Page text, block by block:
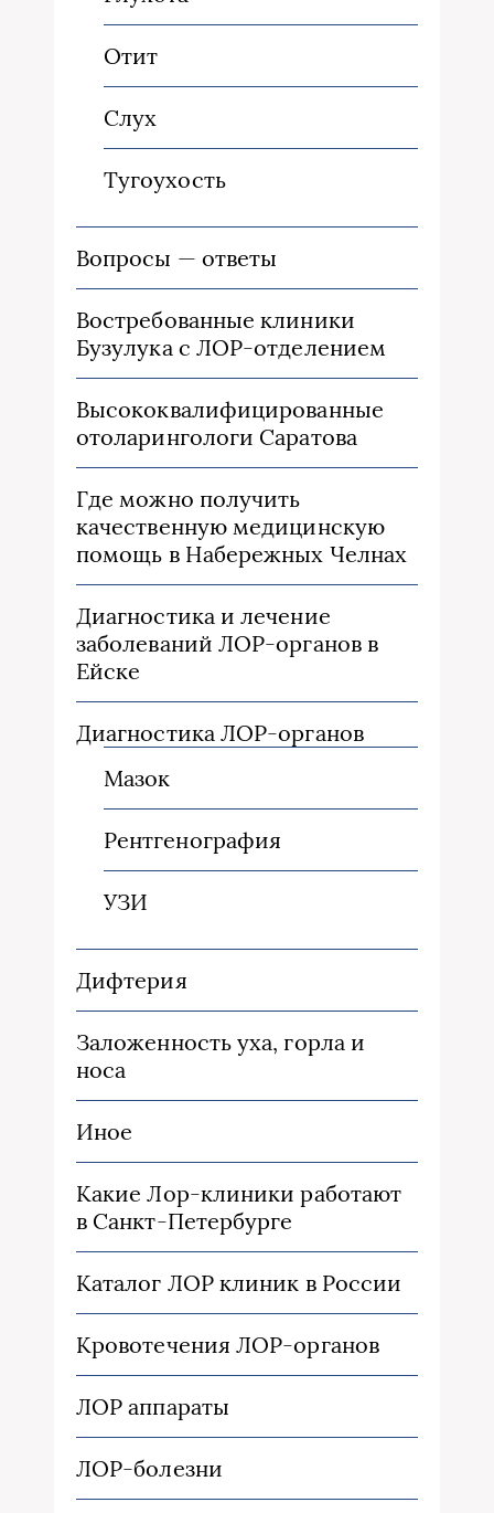
Отит
Слух
Тугоухость
Вопросы — ответы
Востребованные клиники
Бузулука с ЛОР-отделением
Высококвалифицированные
отоларингологи Саратова
Где можно получить
качественную медицинскую
помощь в Набережных Челнах
Диагностика и лечение
заболеваний ЛОР-органов в
Ейске
Диагностика ЛОР-органов
Мазок
Рентгенография
УЗИ
Дифтерия
Заложенность уха, горла и
носа
Иное
Какие Лор-клиники работают
в Санкт-Петербурге
Каталог ЛОР клиник в России
Кровотечения ЛОР-органов
ЛОР аппараты
ЛОР-болезни